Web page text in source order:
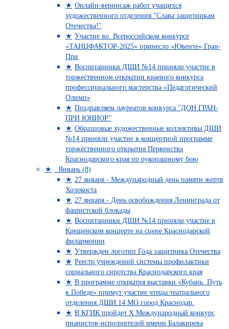
Онлайн-вернисаж работ учащихся
художественного отделения "Слава защитникам
Отечества!"
Участие во Всероссийском конкурсе
«ТАНЦФАКТОР-2025» принесло «Ювенте» Гран-
При
Воспитанники ДШИ №14 приняли участие в
торжественном открытии краевого конкурса
профессионального мастерства «Педагогический
Олимп»
Поздравляем лауреатов конкурса "ДОН ГРАН-
ПРИ ЮНИОР"
Образцовые художественные коллективы ДШИ
№14 приняли участие в концертной программе
торжественного открытия Первенства
Краснодарского края по рукопашному бою
Январь (8)
27 января - Международный день памяти жертв
Холокоста
27 января - День освобождения Ленинграда от
фашистской блокады
Воспитанники ДШИ №14 приняли участие в
Крещенском концерте на сцене Краснодарской
филармонии
Утвержден логотип Года защитника Отечества
Реестр учреждений системы профилактики
социального сиротства Краснодарского края
В программе открытия выставки «Кубань. Путь
к Победе» примут участие чтецы театрального
отделения ДШИ 14 МО город Краснодар.
В КГИК пройдет Х Международный конкурс
пианистов-исполнителей имени Балакирева